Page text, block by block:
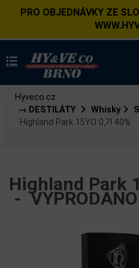
PRO OBJEDNÁVKY ZE
Hyveco.cz:
→ DESTILÁTY
Whisky
Highland Park 15YO 0,7l 40%
Highland Park
-